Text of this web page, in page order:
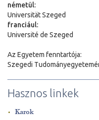
németül:
Universität Szeged
franciául:
Université de Szeged
Az Egyetem fenntartója:
Szegedi
Hasznos linkek
Karok